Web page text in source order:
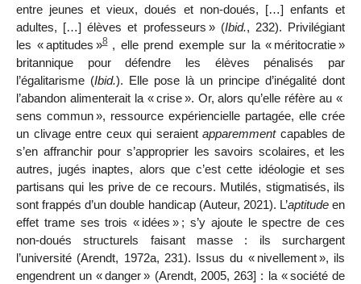
entre jeunes et vieux, doués et non-doués, […] enfants et
adultes, […] élèves et professeurs » (Ibid., 232). Privilégiant
les «aptitudes »8 , elle prend exemple sur la « méritocratie»
britannique pour défendre les élèves pénalisés par
l’égalitarisme (Ibid.). Elle pose là un principe d’inégalité dont
l’abandon alimenterait la «crise». Or, alors qu’elle réfère au «
sens commun», ressource expériencielle partagée, elle crée
un clivage entre ceux qui seraient apparemmentcapables de
s’en affranchir pour s’approprier les savoirs scolaires, et les
autres, jugés inaptes, alors quec’est cette idéologie et ses
partisans qui les prive de ce recours. Mutilés, stigmatisés, ils
sont frappés d’un double handicap (Auteur, 2021). L’aptitudeen
effet trame ses trois « idées » ; s’y ajoute le spectre de ces
non-doués structurels faisant masse : ils surchargent
l’université (Arendt, 1972a, 231). Issus du «nivellement», ils
engendrent un «danger» (Arendt, 2005, 263] : la «société de